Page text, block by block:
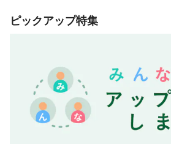
ピックアップ特集